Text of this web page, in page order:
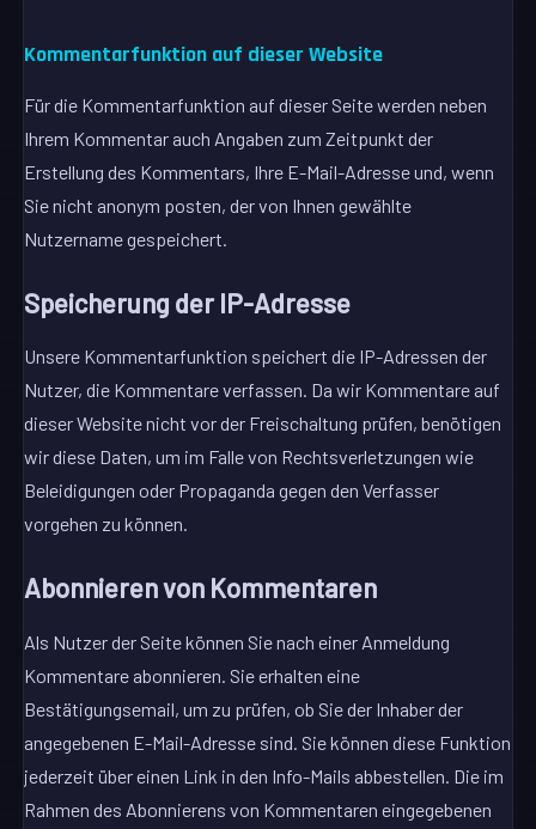
Kommentar­funktion auf dieser Website
Für die Kommentarfunktion auf dieser Seite werden neben
Ihrem Kommentar auch Angaben zum Zeitpunkt der
Erstellung des Kommentars, Ihre E-Mail-Adresse und, wenn
Sie nicht anonym posten, der von Ihnen gewählte
Nutzername gespeichert.
Speicherung der IP-Adresse
Unsere Kommentarfunktion speichert die IP-Adressen der
Nutzer, die Kommentare verfassen. Da wir Kommentare auf
dieser Website nicht vor der Freischaltung prüfen, benötigen
wir diese Daten, um im Falle von Rechtsverletzungen wie
Beleidigungen oder Propaganda gegen den Verfasser
vorgehen zu können.
Abonnieren von Kommentaren
Als Nutzer der Seite können Sie nach einer Anmeldung
Kommentare abonnieren. Sie erhalten eine
Bestätigungsemail, um zu prüfen, ob Sie der Inhaber der
angegebenen E-Mail-Adresse sind. Sie können diese Funktion
jederzeit über einen Link in den Info-Mails abbestellen. Die im
Rahmen des Abonnierens von Kommentaren eingegebenen